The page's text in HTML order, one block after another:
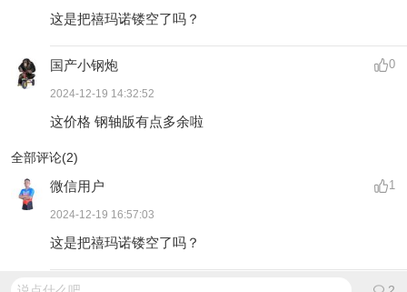
这是把禧玛诺镂空了吗？
0
国产小钢炮
2024-12-19 14:32:52
这价格 钢轴版有点多余啦
全部评论(2)
1
微信用户
2024-12-19 16:57:03
这是把禧玛诺镂空了吗？
0